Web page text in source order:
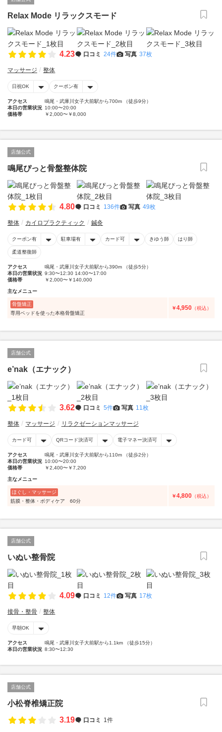
Relax Mode リラックスモード
4.23 口コミ 24件 写真 37枚
マッサージ 整体
日祝OK クーポン有
アクセス
鳴尾・武庫川女子大前駅から700m （徒歩9分）
本日の営業状況 10:00〜20:00
価格帯
￥2,000〜￥8,000
店舗公式
鳴尾ぴっと骨盤整体院
4.80 口コミ 136件 写真 49枚
整体 カイロプラクティック 鍼灸
クーポン有 駐車場有 カード可 きゆう師 はり師
柔道整復師
アクセス
鳴尾・武庫川女子大前駅から390m （徒歩5分）
本日の営業状況 9:30〜12:30 14:00〜17:00
価格帯
￥2,000〜￥140,000
主なメニュー
骨盤矯正
専用ベッドを使った本格骨盤矯正
￥4,950 （税込）
店舗公式
e’nak（エナック）
3.62 口コミ 5件 写真 11枚
整体 マッサージ リラクゼーションマッサージ
カード可 QRコード決済可 電子マネー決済可
アクセス
鳴尾・武庫川女子大前駅から110m （徒歩2分）
本日の営業状況 10:00〜20:00
価格帯
￥2,400〜￥7,200
主なメニュー
ほぐし・マッサージ
筋膜・整体・ボディケア 60分
￥4,800 （税込）
店舗公式
いぬい整骨院
4.09 口コミ 12件 写真 17枚
接骨・整骨 整体
早朝OK
アクセス
鳴尾・武庫川女子大前駅から1.1km （徒歩15分）
本日の営業状況 8:30〜12:30
店舗公式
小松脊椎矯正院
3.19
口コミ 1件